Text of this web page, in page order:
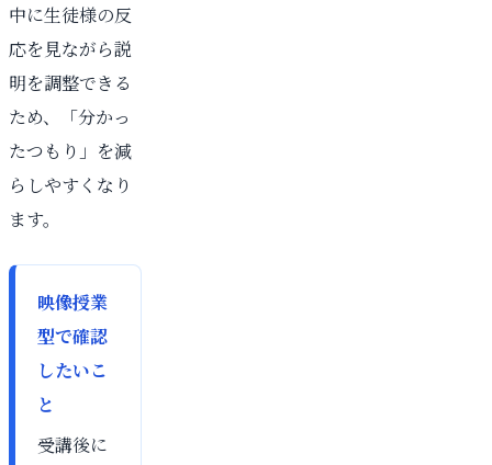
中に生徒様の反
応を見ながら説
明を調整できる
ため、「分かっ
たつもり」を減
らしやすくなり
ます。
映像授業
型で確認
したいこ
と
受講後に